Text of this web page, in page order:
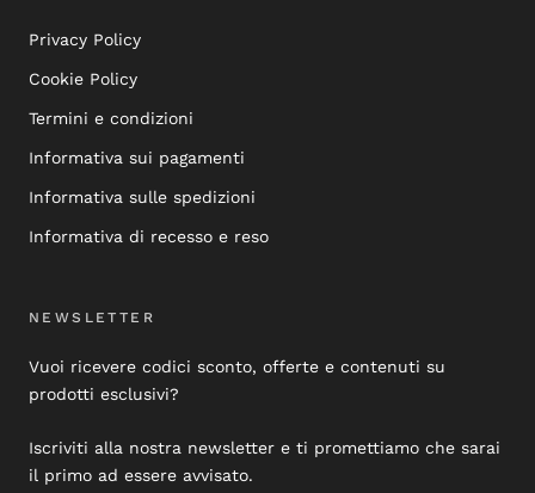
Privacy Policy
Cookie Policy
Termini e condizioni
Informativa sui pagamenti
Informativa sulle spedizioni
Informativa di recesso e reso
NEWSLETTER
Vuoi ricevere codici sconto, offerte e contenuti su
prodotti esclusivi?
Iscriviti alla nostra newsletter e ti promettiamo che sarai
il primo ad essere avvisato.